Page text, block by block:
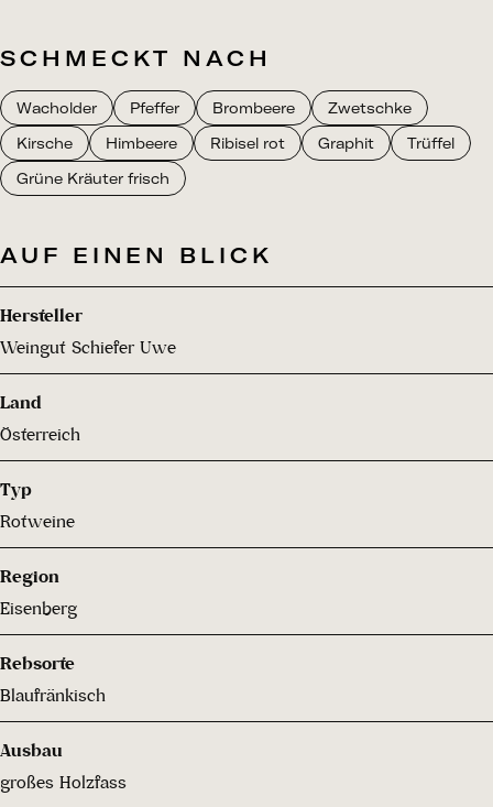
SCHMECKT NACH
Wacholder Pfeffer Brombeere
Zwetschke
Kirsche
Himbeere Ribisel rot Graphit
Trüffel
Grüne Kräuter frisch
AUF EINEN BLICK
Hersteller
Weingut Schiefer Uwe
Land
Österreich
Typ
Rotweine
Region
Eisenberg
Rebsorte
Blaufränkisch
Ausbau
großes Holzfass